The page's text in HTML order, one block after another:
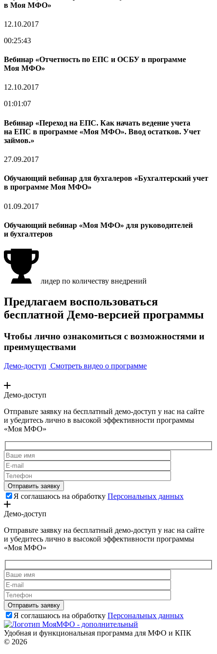
в Моя МФО»
12.10.2017
00:25:43
Вебинар «Отчетность по ЕПС и ОСБУ в программе
Моя МФО»
12.10.2017
01:01:07
Вебинар «Переход на ЕПС. Как начать ведение учета
на ЕПС в программе «Моя МФО». Ввод остатков. Учет
займов.»
27.09.2017
Обучающий вебинар для бухгалеров «Бухгалтерский учет
в программе Моя МФО»
01.09.2017
Обучающий вебинар «Моя МФО» для руководителей
и бухгалтеров
лидер по количеству внедрений
Предлагаем воспользоваться
бесплатной Демо-версией программы
Чтобы лично ознакомиться с возможностями и
преимуществами
Демо-доступ Смотреть видео о программе
Демо-доступ
Отправьте заявку на бесплатный демо-доступ у нас на сайте
и убедитесь лично в высокой эффективности программы
«Моя МФО»
Я соглашаюсь на обработку Персональных данных
Демо-доступ
Отправьте заявку на бесплатный демо-доступ у нас на сайте
и убедитесь лично в высокой эффективности программы
«Моя МФО»
Я соглашаюсь на обработку Персональных данных
Удобная и функциональная программа для МФО и КПК
© 2026